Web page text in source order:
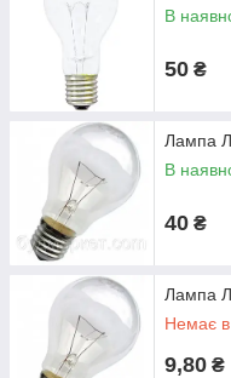
В
50 ₴
Лампа
В
40 ₴
Лампа
Немає в
9,80 ₴